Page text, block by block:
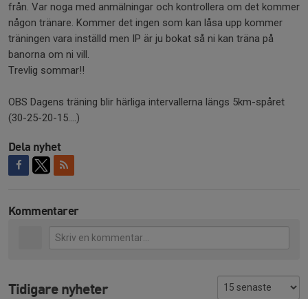
från. Var noga med anmälningar och kontrollera om det kommer
någon tränare. Kommer det ingen som kan låsa upp kommer
träningen vara inställd men IP är ju bokat så ni kan träna på
banorna om ni vill.
Trevlig sommar!!
OBS Dagens träning blir härliga intervallerna längs 5km-spåret
(30-25-20-15....)
Dela nyhet
Kommentarer
Tidigare nyheter